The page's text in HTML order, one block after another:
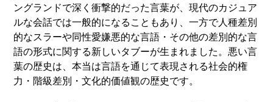
ングランドで深く衝撃的だった言葉が、現代のカジュア
ルな会話では一般的になることもあり、一方で人種差別
的なスラーや同性愛嫌悪的な言語・その他の差別的な言
語の形式に関する新しいタブーが生まれました。悪い言
葉の歴史は、本当は言語を通じて表現される社会的権
力・階級差別・文化的価値観の歴史です。